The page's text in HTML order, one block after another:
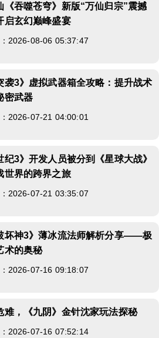
《吞噬苍穹》新版“万仙归宗”震撼
启玄幻巅峰盛宴
2026-08-06 05:37:47
袭3》虚拟武器箱全攻略：提升战术
密武器
2026-07-21 04:00:01
纪3》开发人员被分到《星球大战》
世界的跨界之旅
2026-07-21 03:35:07
坏神3》薄冰流法师解析分享——极
术的奥秘
2026-07-16 09:18:07
难，《九阴》金针沈家玩法探秘
2026-07-16 07:52:14